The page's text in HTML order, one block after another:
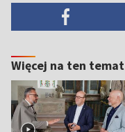
Więcej na ten temat